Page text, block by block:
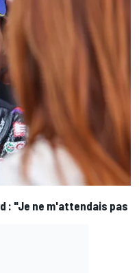
: "Je ne m'attendais pas